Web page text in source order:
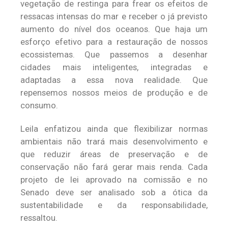
vegetação de restinga para frear os efeitos de
ressacas intensas do mar e receber o já previsto
aumento do nível dos oceanos. Que haja um
esforço efetivo para a restauração de nossos
ecossistemas. Que passemos a desenhar
cidades mais inteligentes, integradas e
adaptadas a essa nova realidade. Que
repensemos nossos meios de produção e de
consumo.
Leila enfatizou ainda que flexibilizar normas
ambientais não trará mais desenvolvimento e
que reduzir áreas de preservação e de
conservação não fará gerar mais renda. Cada
projeto de lei aprovado na comissão e no
Senado deve ser analisado sob a ótica da
sustentabilidade e da responsabilidade,
ressaltou.